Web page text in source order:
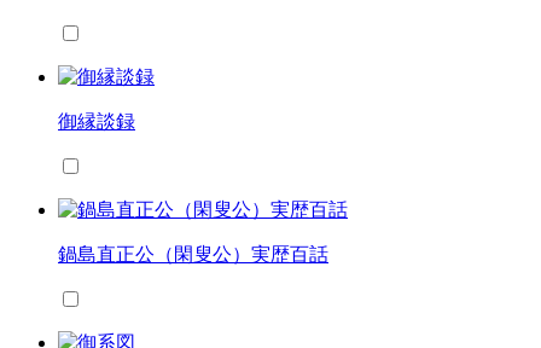
御縁談録
鍋島直正公（閑叟公）実歴百話